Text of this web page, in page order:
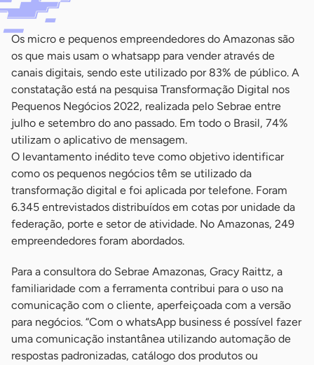
Os micro e pequenos empreendedores do Amazonas são
os que mais usam o whatsapp para vender através de
canais digitais, sendo este utilizado por 83% de público. A
constatação está na pesquisa Transformação Digital nos
Pequenos Negócios 2022, realizada pelo Sebrae entre
julho e setembro do ano passado. Em todo o Brasil, 74%
utilizam o aplicativo de mensagem.
O levantamento inédito teve como objetivo identificar
como os pequenos negócios têm se utilizado da
transformação digital e foi aplicada por telefone. Foram
6.345 entrevistados distribuídos em cotas por unidade da
federação, porte e setor de atividade. No Amazonas, 249
empreendedores foram abordados.
Para a consultora do Sebrae Amazonas, Gracy Raittz, a
familiaridade com a ferramenta contribui para o uso na
comunicação com o cliente, aperfeiçoada com a versão
para negócios. “Com o whatsApp business é possível fazer
uma comunicação instantânea utilizando automação de
respostas padronizadas, catálogo dos produtos ou